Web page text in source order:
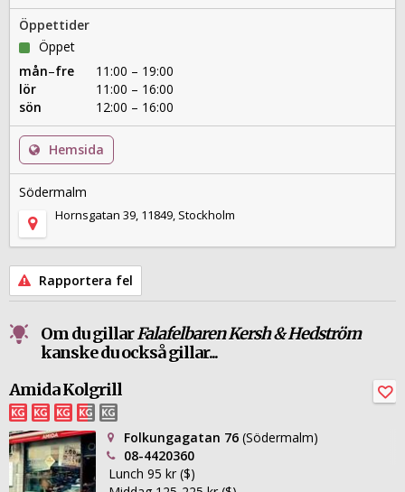
Öppettider
Öppet
mån–fre
11:00 – 19:00
lör
11:00 – 16:00
sön
12:00 – 16:00
Hemsida
Södermalm
Hornsgatan 39, 11849, Stockholm
Rapportera fel
Om du gillarFalafelbaren Kersh & Hedström
kanske du också gillar...
Amida Kolgrill
Folkungagatan 76 (Södermalm)
08-4420360
Lunch 95 kr ($)